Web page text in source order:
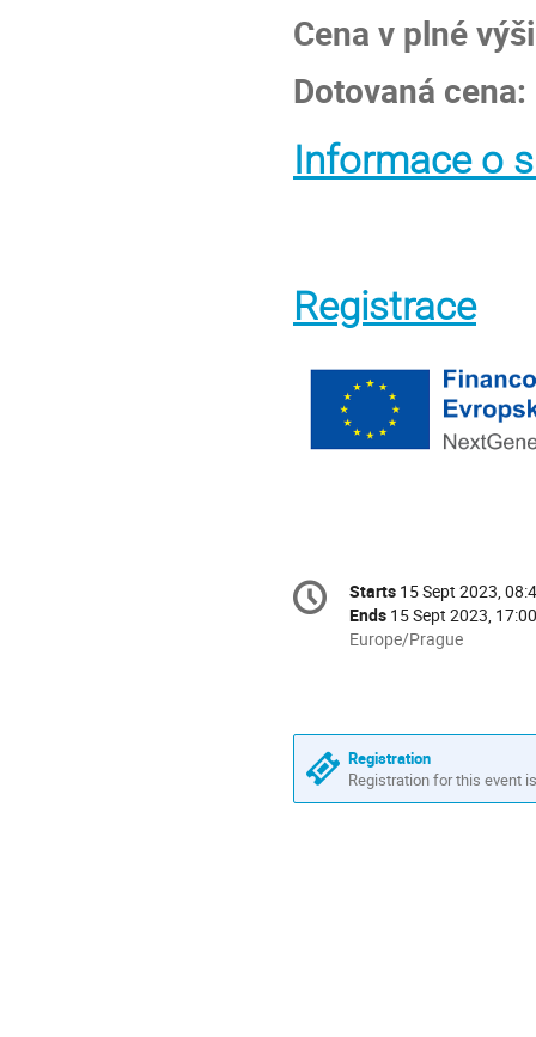
Cena v plné
Dotovaná
Informace o
Registrace
Conference
information
Date/Time
Starts 15 Sept 2023,
Ends 15 Sept 2023, 17:00
All
Europe/Prague
Europe/Prague
Registration
Registration for this event